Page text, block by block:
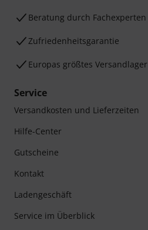
Beratung durch Fachexperten
Zufriedenheitsgarantie
Europas größtes Versandlager
Service
Versandkosten und Lieferzeiten
Hilfe-Center
Gutscheine
Kontakt
Ladengeschäft
Service im Überblick